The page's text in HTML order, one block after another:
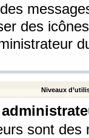
des
Niveaux
sont